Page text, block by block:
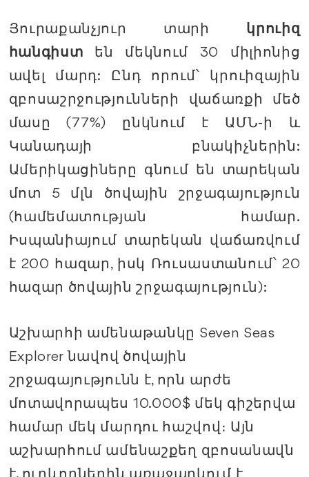
Յուրաքանչյուր տարի կրուիզ
հանգիստ են մեկնում 30 միլիոնից
ավել մարդ: Ընդ որում՝ կրուիզային
զբոսաշրջությունների վաճառքի մեծ
մասը (77%) ընկնում է ԱՄՆ-ի և
Կանադայի բնակիչներին:
Ամերիկացիները գնում են տարեկան
մոտ 5 մլն ծովային շրջագայություն
(համեմատության համար.
Իսպանիայում տարեկան վաճառվում
է 200 հազար, իսկ Ռուսաստանում՝ 20
հազար ծովային շրջագայություն):
Աշխարհի ամենաթանկը Seven Seas
Explorer նավով ծովային
շրջագայությունն է, որն արժե
մոտավորապես 10.000$ մեկ գիշերվա
համար մեկ մարդու հաշվով։ Այն
աշխարհում ամենաշքեղ զբոսանավն